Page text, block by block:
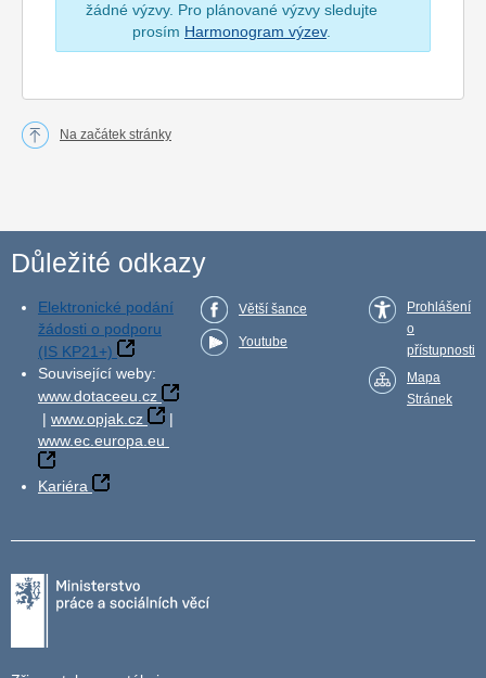
žádné výzvy. Pro plánované výzvy sledujte
prosím Harmonogram výzev.
Na začátek stránky
Důležité odkazy
Elektronické podání
žádosti o podporu
(IS KP21+)
Související weby:
www.dotaceeu.cz
| www.opjak.cz
|
www.ec.europa.eu
Kariéra
Větší šance
Youtube
Prohlášení
o
přístupnosti
Mapa
Stránek